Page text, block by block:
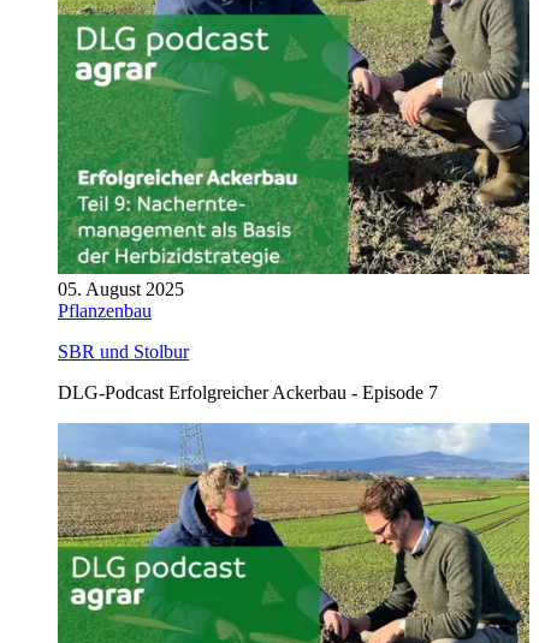
05. August 2025
Pflanzenbau
SBR und Stolbur
DLG-Podcast Erfolgreicher Ackerbau - Episode 7